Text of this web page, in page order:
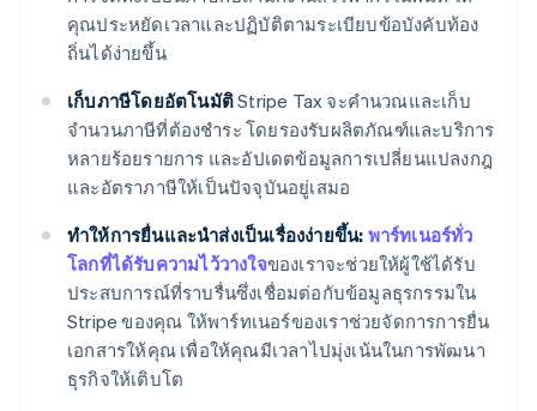
คุณประหยัดเวลาและปฏิบัติตามระเบียบข้อบังคับท้อง
ถิ่นได้ง่ายขึ้น
เก็บภาษีโดยอัตโนมัติStripe Tax จะคำนวณและเก็บ
จำนวนภาษีที่ต้องชำระ โดยรองรับผลิตภัณฑ์และบริการ
หลายร้อยรายการ และอัปเดตข้อมูลการเปลี่ยนแปลงกฎ
และอัตราภาษีให้เป็นปัจจุบันอยู่เสมอ
ทำให้การยื่นและนำส่งเป็นเรื่องง่ายขึ้น: พาร์ทเนอร์ทั่ว
โลกที่ได้รับความไว้วางใจของเราจะช่วยให้ผู้ใช้ได้รับ
ประสบการณ์ที่ราบรื่นซึ่งเชื่อมต่อกับข้อมูลธุรกรรมใน
Stripe ของคุณ ให้พาร์ทเนอร์ของเราช่วยจัดการการยื่น
เอกสารให้คุณ เพื่อให้คุณมีเวลาไปมุ่งเน้นในการพัฒนา
ธุรกิจให้เติบโต
แคนาดา
EnglishFrançais
โครเอเชีย
จีนแผ่นดินใหญ่
简体中文English
ไซปรัส
English
ญี่ปุ่น
日本語 English
เดนมาร์ก
English
ไทย
ไทยEnglish
นอร์เวย์
English
นิวซีแลนด์